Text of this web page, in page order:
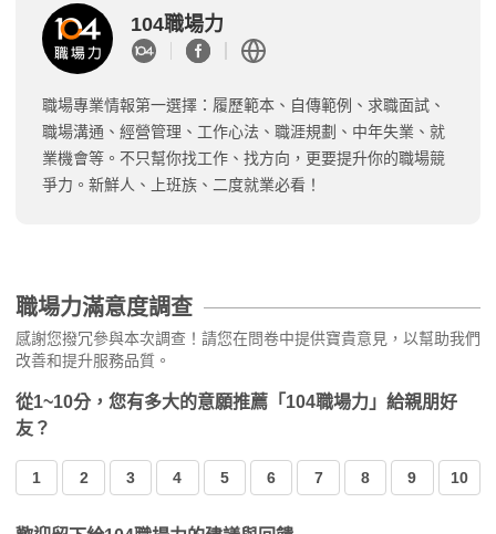
104職場力
職場專業情報第一選擇：履歷範本、自傳範例、求職面試、
職場溝通、經營管理、工作心法、職涯規劃、中年失業、就
業機會等。不只幫你找工作、找方向，更要提升你的職場競
爭力。新鮮人、上班族、二度就業必看！
職場力滿意度調查
感謝您撥冗參與本次調查！請您在問卷中提供寶貴意見，以幫助我們
改善和提升服務品質。
從1~10分，您有多大的意願推薦「104職場力」給親朋好
友？
1 2 3 4 5 6 7 8 9 10